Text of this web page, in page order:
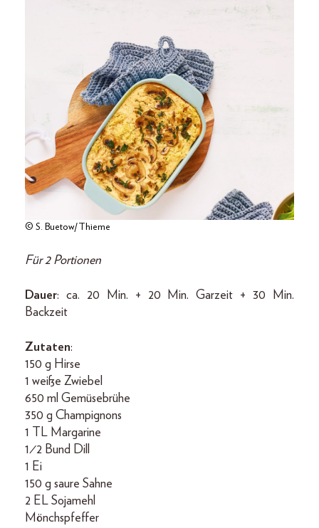
© S. Buetow/Thieme
Für 2 Portionen
Dauer: ca. 20 Min. + 20 Min. Garzeit + 30 Min.
Backzeit
Zutaten:
150 g Hirse
1 weiße Zwiebel
650 ml Gemüsebrühe
350 g Champignons
1 TL Margarine
1⁄2 Bund Dill
1 Ei
150 g saure Sahne
2 EL Sojamehl
Mönchspfeffer